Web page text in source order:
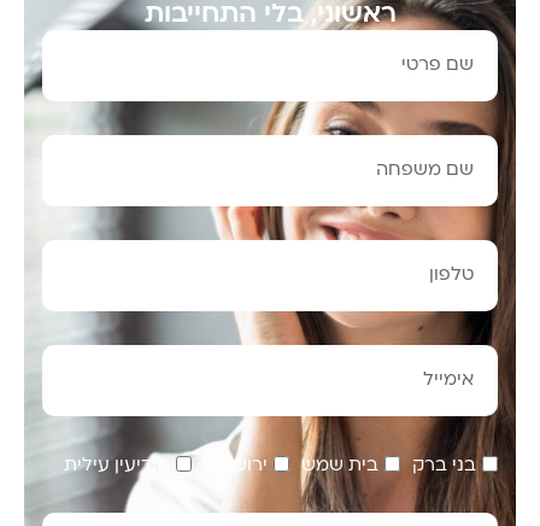
ראשוני, בלי התחייבות
בני ברק בית שמש ירושלים מודיעין עילית